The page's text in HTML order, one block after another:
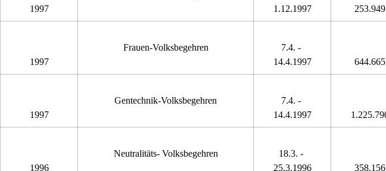
1997
1.12.1997
253.949
1997
Frauen-Volksbegehren
7.4. -
14.4.1997
644.665
1997
Gentechnik-Volksbegehren
7.4. -
14.4.1997
1996
Neutralitäts- Volksbegehren
18.3. -
25.3.1996
358.156